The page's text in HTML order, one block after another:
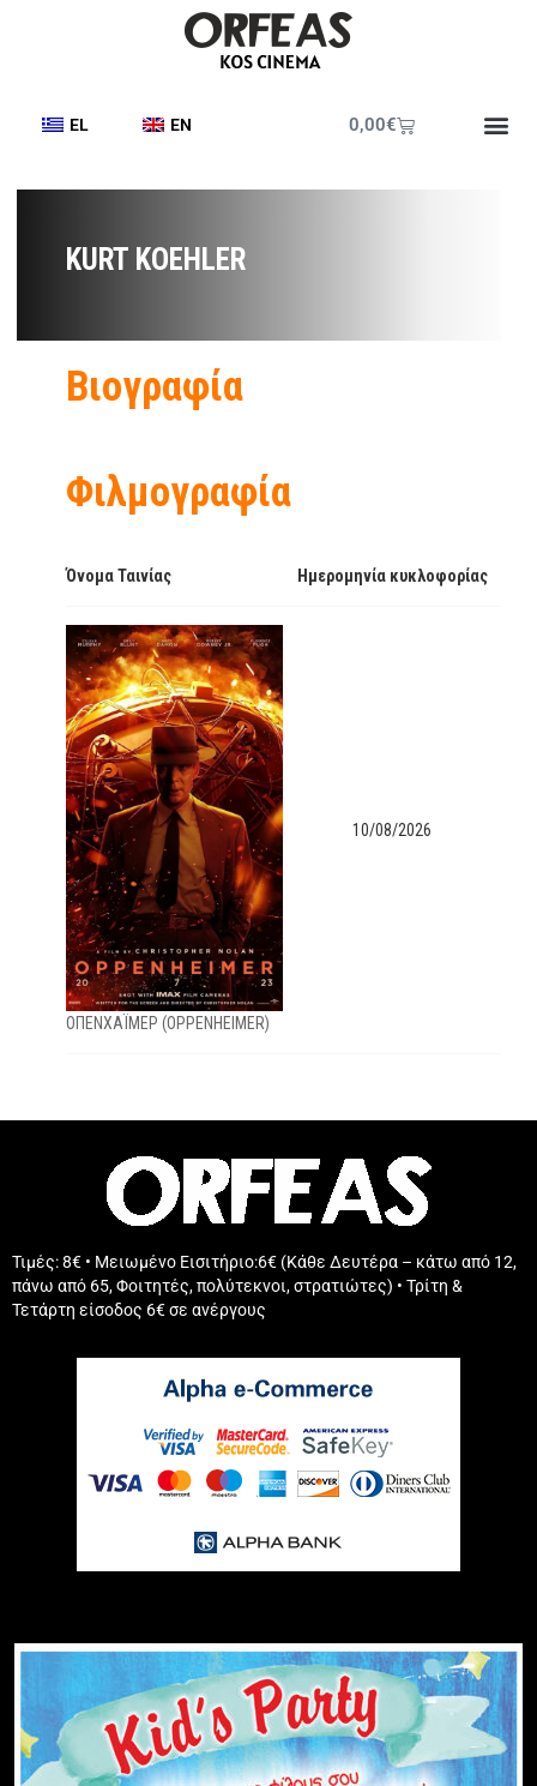
EL EN 0,00€
KURT KOEHLER
Βιογραφία
Φιλμογραφία
Όνομα Ταινίας Ημερομηνία κυκλοφορίας
ΟΠΕΝΧΑΪΜΕΡ (OPPENHEIMER)
10/08/2026
Τιμές: 8€ • Μειωμένο Εισιτήριο:6€ (Κάθε Δευτέρα – κάτω από 12,
πάνω από 65, Φοιτητές, πολύτεκνοι, στρατιώτες) • Τρίτη &
Τετάρτη είσοδος 6€ σε ανέργους